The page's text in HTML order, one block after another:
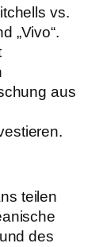
vs.
„Vivo“.
aus
teilen
des